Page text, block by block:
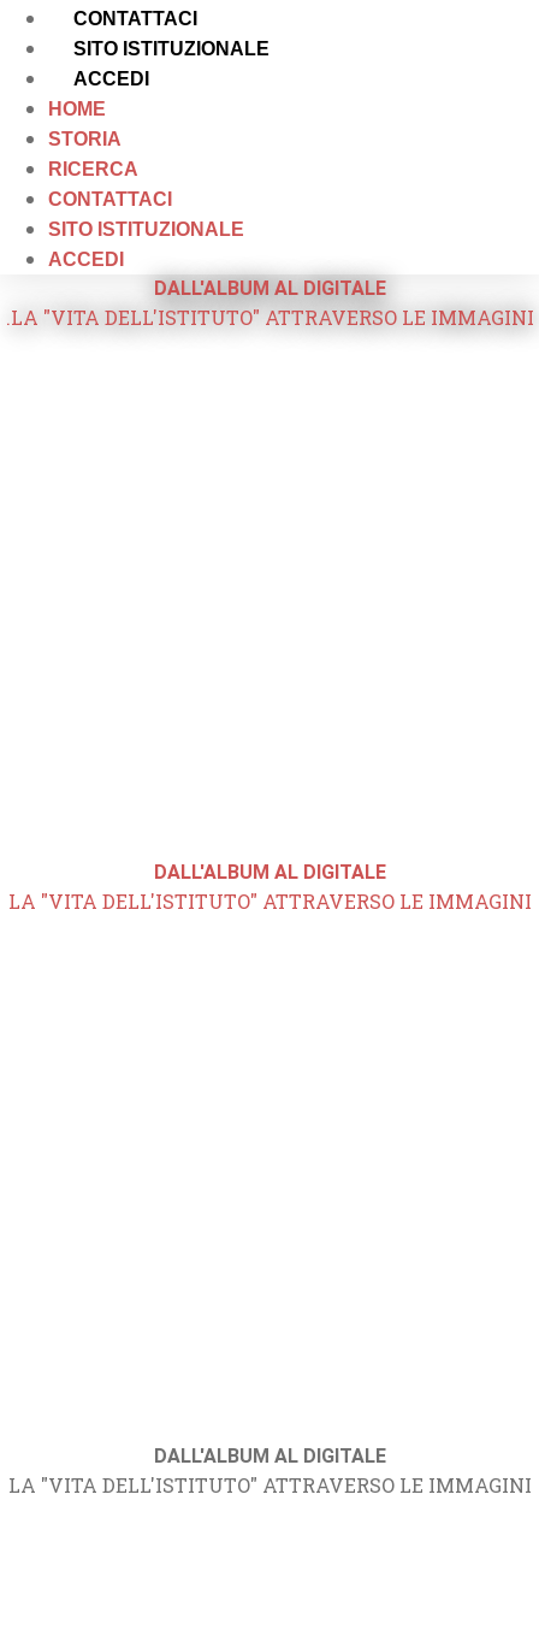
CONTATTACI
SITO ISTITUZIONALE
ACCEDI
HOME
STORIA
RICERCA
CONTATTACI
SITO ISTITUZIONALE
ACCEDI
DALL'ALBUM AL DIGITALE
.LA "VITA DELL'ISTITUTO" ATTRAVERSO LE IMMAGINI
DALL'ALBUM AL DIGITALE
LA "VITA DELL'ISTITUTO" ATTRAVERSO LE IMMAGINI
DALL'ALBUM AL DIGITALE
LA "VITA DELL'ISTITUTO" ATTRAVERSO LE IMMAGINI